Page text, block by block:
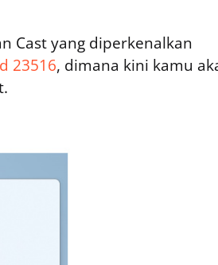
Cast yang diperkenalkan
23516, dimana kini kamu